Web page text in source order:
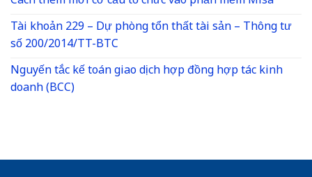
Tài khoản 229 – Dự phòng tổn thất tài sản – Thông tư
số 200/2014/TT-BTC
Nguyến tắc kế toán giao dịch hợp đồng hợp tác kinh
doanh (BCC)